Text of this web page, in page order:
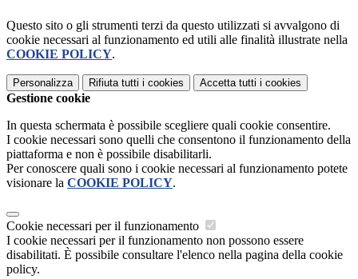
Questo sito o gli strumenti terzi da questo utilizzati si avvalgono di
cookie necessari al funzionamento ed utili alle finalità illustrate nella
COOKIE POLICY.
Personalizza Rifiuta tutti i cookies Accetta tutti i cookies
Gestione cookie
In questa schermata è possibile scegliere quali cookie consentire.
I cookie necessari sono quelli che consentono il funzionamento della
piattaforma e non è possibile disabilitarli.
Per conoscere quali sono i cookie necessari al funzionamento potete
visionare la COOKIE POLICY.
Cookie necessari per il funzionamento
I cookie necessari per il funzionamento non possono essere
disabilitati. È possibile consultare l'elenco nella pagina della cookie
policy.